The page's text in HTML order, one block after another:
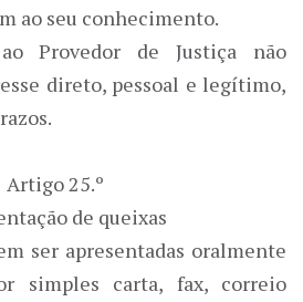
ao seu conhecimento.
Provedor de Justiça não
direto, pessoal e legítimo,
Artigo 25.º
de queixas
ser apresentadas oralmente
simples carta, fax, correio